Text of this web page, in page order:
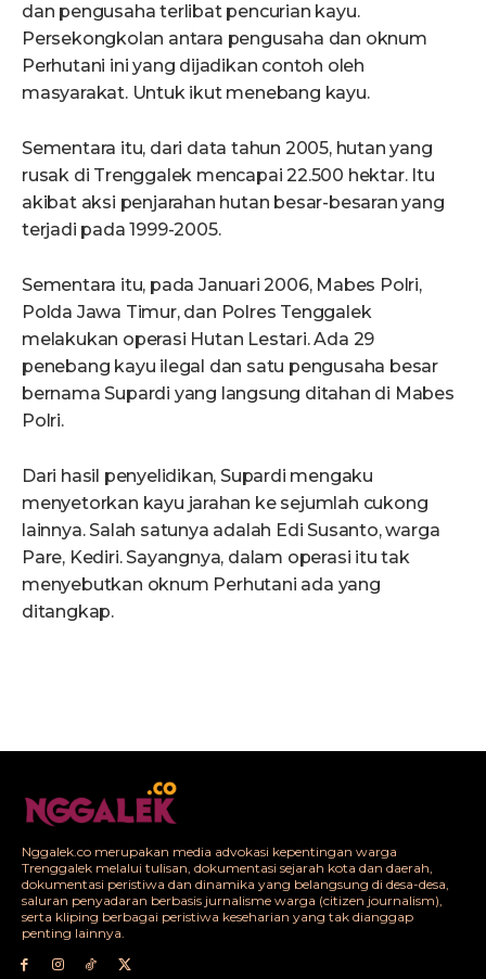
dan pengusaha terlibat pencurian kayu.
Persekongkolan antara pengusaha dan oknum
Perhutani ini yang dijadikan contoh oleh
masyarakat. Untuk ikut menebang kayu.
Sementara itu, dari data tahun 2005, hutan yang
rusak di Trenggalek mencapai 22.500 hektar. Itu
akibat aksi penjarahan hutan besar-besaran yang
terjadi pada 1999-2005.
Sementara itu, pada Januari 2006, Mabes Polri,
Polda Jawa Timur, dan Polres Tenggalek
melakukan operasi Hutan Lestari. Ada 29
penebang kayu ilegal dan satu pengusaha besar
bernama Supardi yang langsung ditahan di Mabes
Polri.
Dari hasil penyelidikan, Supardi mengaku
menyetorkan kayu jarahan ke sejumlah cukong
lainnya. Salah satunya adalah Edi Susanto, warga
Pare, Kediri. Sayangnya, dalam operasi itu tak
menyebutkan oknum Perhutani ada yang
ditangkap.
Nggalek.co merupakan media advokasi kepentingan warga
Trenggalek melalui tulisan, dokumentasi sejarah kota dan daerah,
dokumentasi peristiwa dan dinamika yang belangsung di desa-desa,
saluran penyadaran berbasis jurnalisme warga (citizen journalism),
serta kliping berbagai peristiwa keseharian yang tak dianggap
penting lainnya.